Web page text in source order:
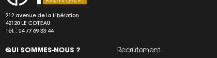
secondaire
Grizard
agencement
212 avenue de la Libération
42120 LE COTEAU
Tél. : 04 77 69 33 44
QUI SOMMES-NOUS ? Recrutement